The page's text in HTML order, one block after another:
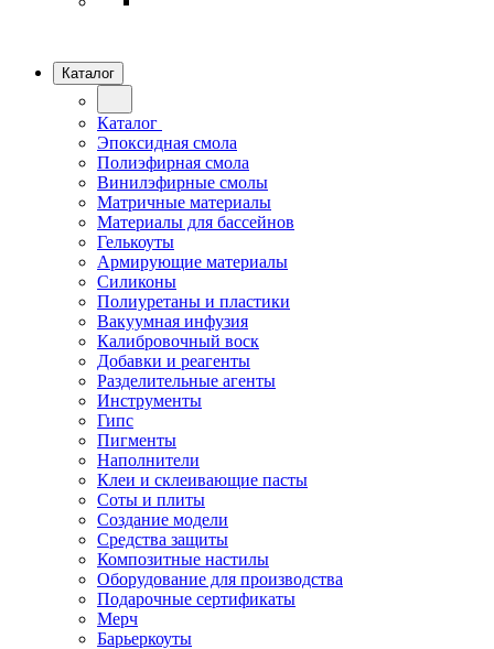
Каталог
Каталог
Эпоксидная смола
Полиэфирная смола
Винилэфирные смолы
Матричные материалы
Материалы для бассейнов
Гелькоуты
Армирующие материалы
Силиконы
Полиуретаны и пластики
Вакуумная инфузия
Калибровочный воск
Добавки и реагенты
Разделительные агенты
Инструменты
Гипс
Пигменты
Наполнители
Клеи и склеивающие пасты
Соты и плиты
Создание модели
Средства защиты
Композитные настилы
Оборудование для производства
Подарочные сертификаты
Мерч
Барьеркоуты